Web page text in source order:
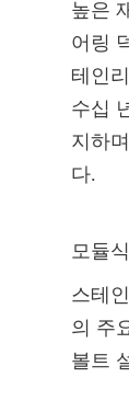
높은
어링
테인
수십
지하
다.
모듈
스테
의 주
볼트